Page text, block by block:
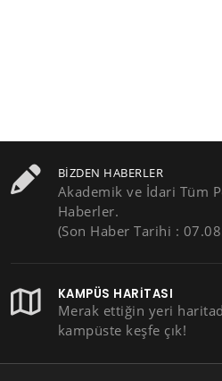
BIZDEN HABERLER
Akademik ve İdari Tüm
Haberler.
(Son Haber Tarihi :
KAMPÜS HARITASI
Merak ettiğin yeri
kampüste keşfe çık!